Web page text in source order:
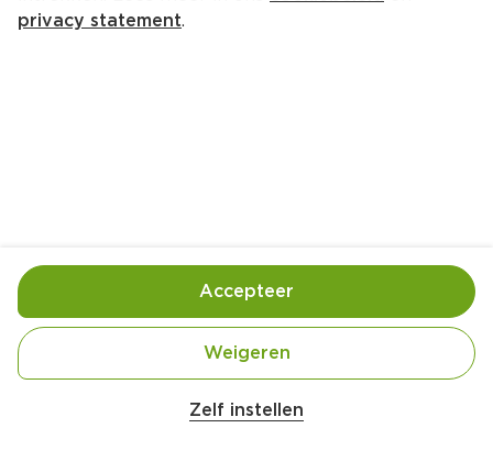
Per Fles 700 ml  (per liter €18.56)
Handige informatie over dit product
Aan mensen onder 18 jaar verkopen wij geen
privacy statement.
Zelf instellen
Weigeren
Accepteer